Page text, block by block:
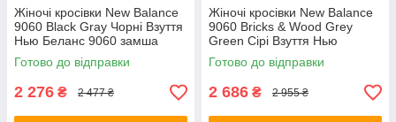
Жіночі кросівки New Balance
9060 Black Gray Чорні Взуття
Нью Беланс 9060 замша
сітка текстиль демісезон
Готово до відправки
2 276 ₴ 2 477 ₴
Жіночі кросівки New Balance
9060 Bricks & Wood Grey
Green Сірі Взуття Нью
Баланс 9060 замша сітка
демісезон Унісекс
Готово до відправки
2 686 ₴ 2 955 ₴